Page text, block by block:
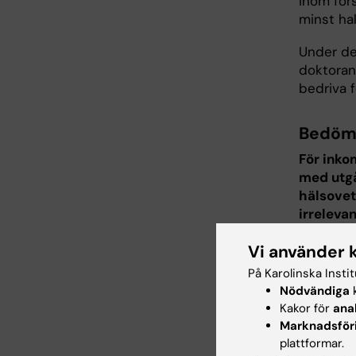
minst
Under
bedriva
För
med
externa
projekt
Vi använder
På Karolinska
Nödvändiga
Kakor för
plattformar.